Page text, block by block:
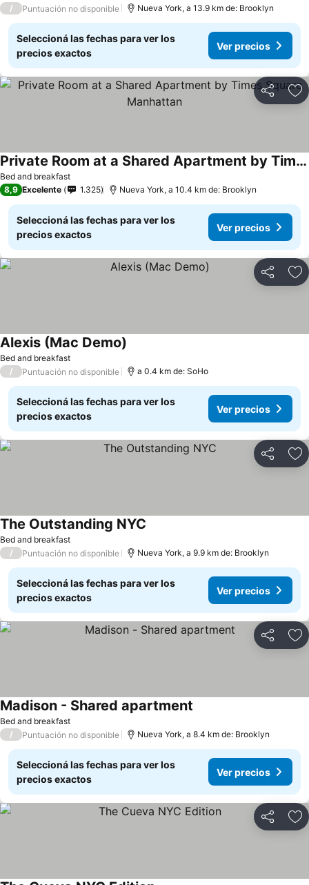
/ Puntuación no disponible Nueva York, a 13.9 km de: Brooklyn
Seleccioná las fechas para ver los
precios exactos
Ver precios
Compartir
Bed and breakfast
Private Room at a Shared Apartment by Times Square Manhattan
8,9 Excelente 1.325 Nueva York, a 10.4 km de: Brooklyn
Seleccioná las fechas para ver los
precios exactos
Ver precios
Compartir
Bed and breakfast
Alexis (Mac Demo)
/ Puntuación no disponible a 0.4 km de: SoHo
Seleccioná las fechas para ver los
precios exactos
Ver precios
Compartir
Bed and breakfast
The Outstanding NYC
/ Puntuación no disponible Nueva York, a 9.9 km de: Brooklyn
Seleccioná las fechas para ver los
precios exactos
Ver precios
Compartir
Bed and breakfast
Madison - Shared apartment
/ Puntuación no disponible Nueva York, a 8.4 km de: Brooklyn
Seleccioná las fechas para ver los
precios exactos
Ver precios
Compartir